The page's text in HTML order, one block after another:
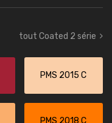
tout Coated 2 série
PMS 2015 C
PMS 2018 C